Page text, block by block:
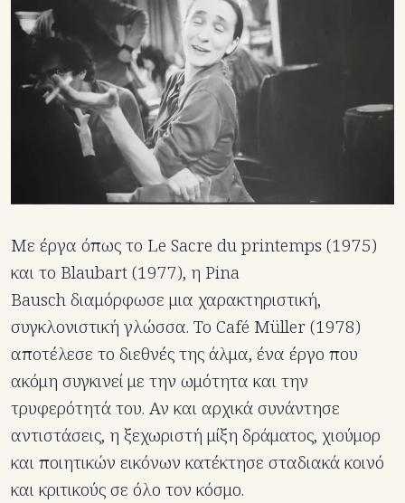
Με έργα όπως το Le Sacre du printemps (1975)
και το Blaubart (1977), η Pina
Bausch διαμόρφωσε μια χαρακτηριστική,
συγκλονιστική γλώσσα. Το Café Müller (1978)
αποτέλεσε το διεθνές της άλμα, ένα έργο που
ακόμη συγκινεί με την ωμότητα και την
τρυφερότητά του. Αν και αρχικά συνάντησε
αντιστάσεις, η ξεχωριστή μίξη δράματος, χιούμορ
και ποιητικών εικόνων κατέκτησε σταδιακά κοινό
και κριτικούς σε όλο τον κόσμο.